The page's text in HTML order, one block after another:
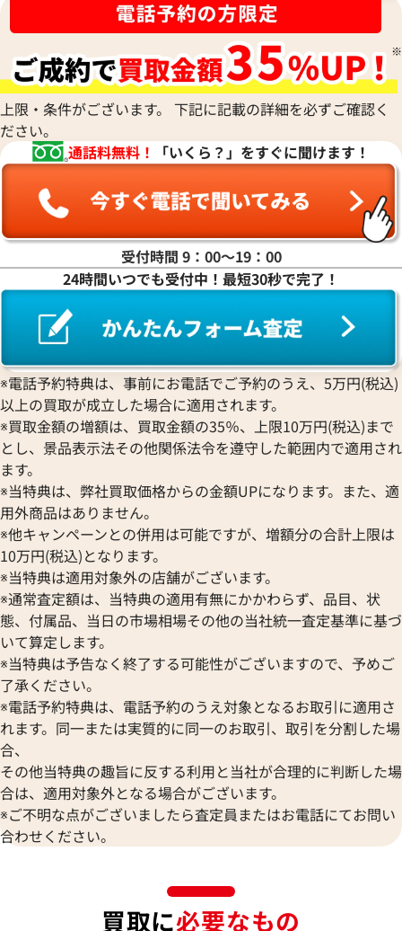
ハ行
マ行
ヤ行
ワ行
上限・条件がございます。 下記に記載の詳細を必ずご確認く
ださい。
通話料無料！
「いくら？」をすぐに聞けます！
受付時間 9：00〜19：00
24時間いつでも受付中！最短30秒で完了！
※電話予約特典は、事前にお電話でご予約のうえ、5万円(税込)
以上の買取が成立した場合に適用されます。
※買取金額の増額は、買取金額の35％、上限10万円(税込)まで
とし、景品表示法その他関係法令を遵守した範囲内で適用され
ます。
※当特典は、弊社買取価格からの金額UPになります。また、適
用外商品はありません。
※他キャンペーンとの併用は可能ですが、増額分の合計上限は
10万円(税込)となります。
※当特典は適用対象外の店舗がございます。
※通常査定額は、当特典の適用有無にかかわらず、品目、状
態、付属品、当日の市場相場その他の当社統一査定基準に基づ
いて算定します。
※当特典は予告なく終了する可能性がございますので、予めご
了承ください。
※電話予約特典は、電話予約のうえ対象となるお取引に適用さ
れます。同一または実質的に同一のお取引、取引を分割した場
合、
その他当特典の趣旨に反する利用と当社が合理的に判断した場
合は、適用対象外となる場合がございます。
※ご不明な点がございましたら査定員またはお電話にてお問い
合わせください。
買取に必要なもの